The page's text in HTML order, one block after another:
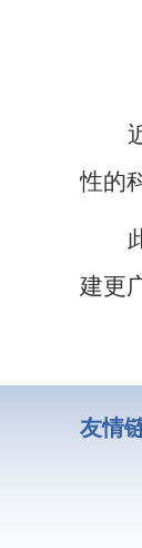
性的
建更
友情